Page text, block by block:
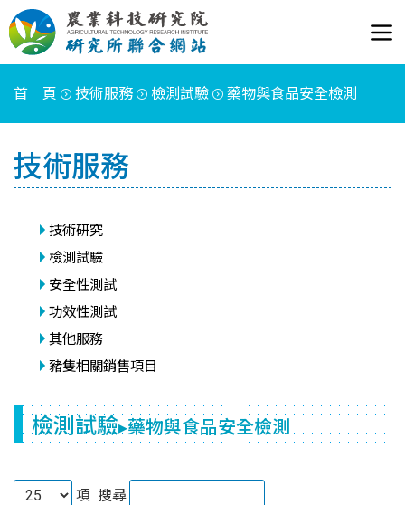
首 頁 技術服務 檢測試驗 藥物與食品安全檢測
技術服務
技術研究
檢測試驗
安全性測試
功效性測試
其他服務
豬隻相關銷售項目
檢測試驗▸藥物與食品安全檢測
項 搜尋